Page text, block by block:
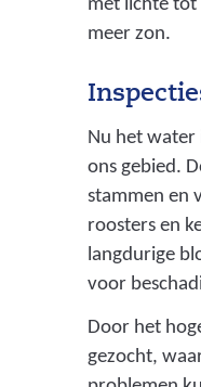
met lichte tot
meer zon.
Nu het water
ons gebied.
stammen en
roosters en
langdurige
voor
Door het
gezocht,